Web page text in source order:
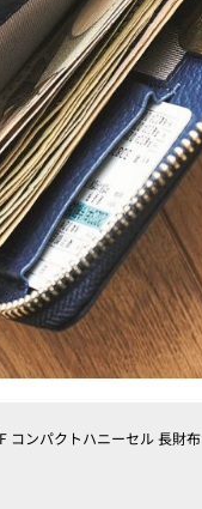
コンパクトハニーセル 長財布